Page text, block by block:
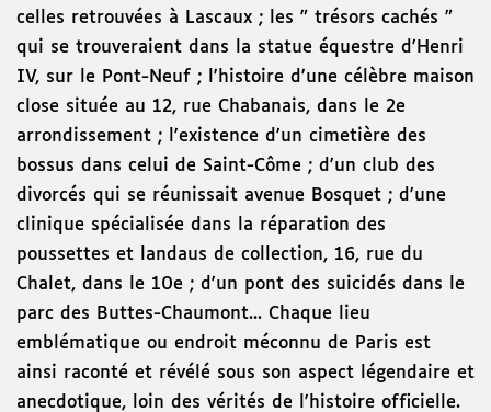
celles retrouvées à Lascaux ; les " trésors cachés "
qui se trouveraient dans la statue équestre d'Henri
IV, sur le Pont-Neuf ; l'histoire d'une célèbre maison
close située au 12, rue Chabanais, dans le 2e
arrondissement ; l'existence d'un cimetière des
bossus dans celui de Saint-Côme ; d'un club des
divorcés qui se réunissait avenue Bosquet ; d'une
clinique spécialisée dans la réparation des
poussettes et landaus de collection, 16, rue du
Chalet, dans le 10e ; d'un pont des suicidés dans le
parc des Buttes-Chaumont... Chaque lieu
emblématique ou endroit méconnu de Paris est
ainsi raconté et révélé sous son aspect légendaire et
anecdotique, loin des vérités de l'histoire officielle.